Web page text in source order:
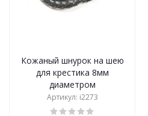
Кожаный шнурок на шею
для крестика 8мм
диаметром
Артикул: i2273